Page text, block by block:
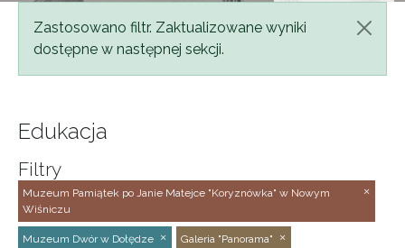
Komunikat
Zastosowano filtr. Zaktualizowane wyniki
dostępne w następnej sekcji.
Edukacja
Filtry
Muzeum Pamiątek po Janie Matejce "Koryznówka" w Nowym
Wiśniczu
Muzeum Dwór w Dołędze Galeria "Panorama"